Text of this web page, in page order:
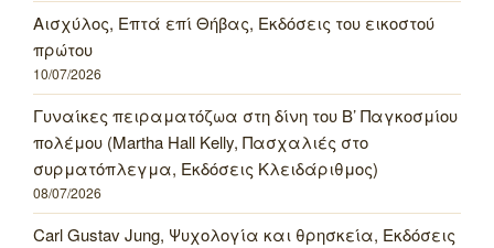
Αισχύλος, Επτά επί Θήβας, Εκδόσεις του εικοστού
πρώτου
10/07/2026
Γυναίκες πειραματόζωα στη δίνη του Β’ Παγκοσμίου
πολέμου (Martha Hall Kelly, Πασχαλιές στο
συρματόπλεγμα, Εκδόσεις Κλειδάριθμος)
08/07/2026
Carl Gustav Jung, Ψυχολογία και θρησκεία, Εκδόσεις